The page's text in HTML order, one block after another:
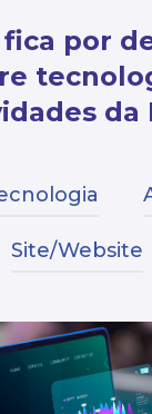
por
da
Site/Website